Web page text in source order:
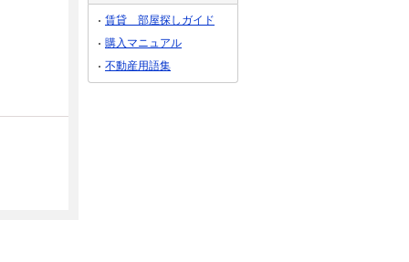
賃貸 部屋探しガイド
購入マニュアル
不動産用語集